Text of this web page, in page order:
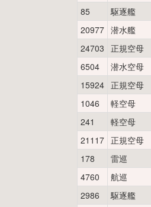
85
駆逐艦
20977 潜水艦
24703
正規空母
6504
潜水空母
15924 正規空母
1046
軽空母
241
軽空母
21117 正規空母
178
雷巡
4760
航巡
2986
駆逐艦